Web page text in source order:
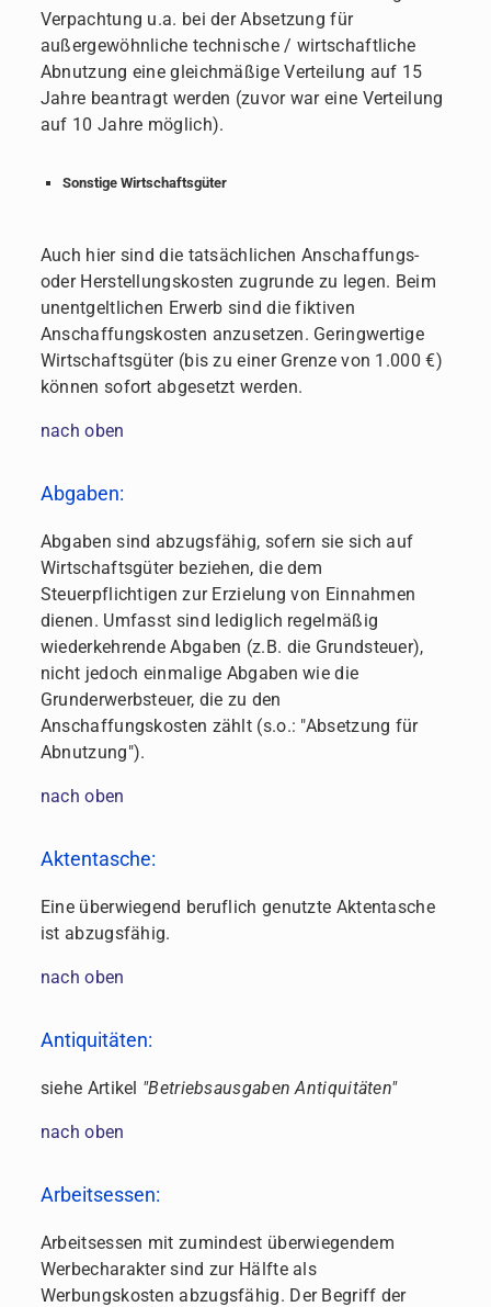
Verpachtung u.a. bei der Absetzung für
außergewöhnliche technische / wirtschaftliche
Abnutzung eine gleichmäßige Verteilung auf 15
Jahre beantragt werden (zuvor war eine Verteilung
auf 10 Jahre möglich).
Sonstige Wirtschaftsgüter
Auch hier sind die tatsächlichen Anschaffungs-
oder Herstellungskosten zugrunde zu legen. Beim
unentgeltlichen Erwerb sind die fiktiven
Anschaffungskosten anzusetzen. Geringwertige
Wirtschaftsgüter (bis zu einer Grenze von 1.000 €)
können sofort abgesetzt werden.
nach oben
Abgaben:
Abgaben sind abzugsfähig, sofern sie sich auf
Wirtschaftsgüter beziehen, die dem
Steuerpflichtigen zur Erzielung von Einnahmen
dienen. Umfasst sind lediglich regelmäßig
wiederkehrende Abgaben (z.B. die Grundsteuer),
nicht jedoch einmalige Abgaben wie die
Grunderwerbsteuer, die zu den
Anschaffungskosten zählt (s.o.: "Absetzung für
Abnutzung").
nach oben
Aktentasche:
Eine überwiegend beruflich genutzte Aktentasche
ist abzugsfähig.
nach oben
Antiquitäten:
siehe Artikel "Betriebsausgaben Antiquitäten"
nach oben
Arbeitsessen:
Arbeitsessen mit zumindest überwiegendem
Werbecharakter sind zur Hälfte als
Werbungskosten abzugsfähig. Der Begriff der